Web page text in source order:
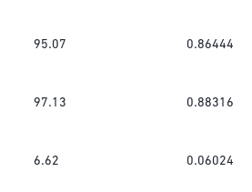
95.07 0.86444
97.13 0.88316
6.62 0.06024